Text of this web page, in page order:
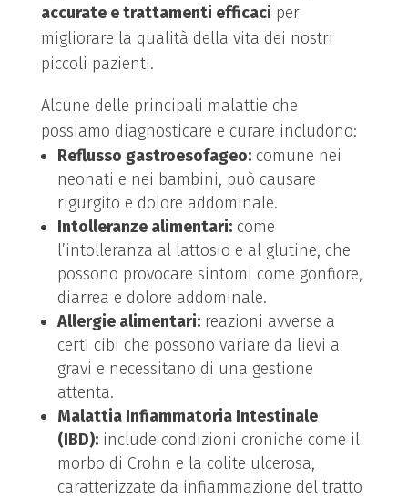
accurate e trattamenti efficaci per
migliorare la qualità della vita dei nostri
piccoli pazienti.
Alcune delle principali malattie che
possiamo diagnosticare e curare includono:
Reflusso gastroesofageo: comune nei
neonati e nei bambini, può causare
rigurgito e dolore addominale.
Intolleranze alimentari: come
l’intolleranza al lattosio e al glutine, che
possono provocare sintomi come gonfiore,
diarrea e dolore addominale.
Allergie alimentari: reazioni avverse a
certi cibi che possono variare da lievi a
gravi e necessitano di una gestione
attenta.
Malattia Infiammatoria Intestinale
(IBD): include condizioni croniche come il
morbo di Crohn e la colite ulcerosa,
caratterizzate da infiammazione del tratto